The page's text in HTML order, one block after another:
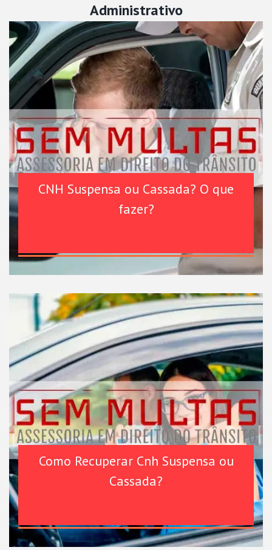
Administrativo
CNH Suspensa ou Cassada? O que
fazer?
Como Recuperar Cnh Suspensa ou
Cassada?